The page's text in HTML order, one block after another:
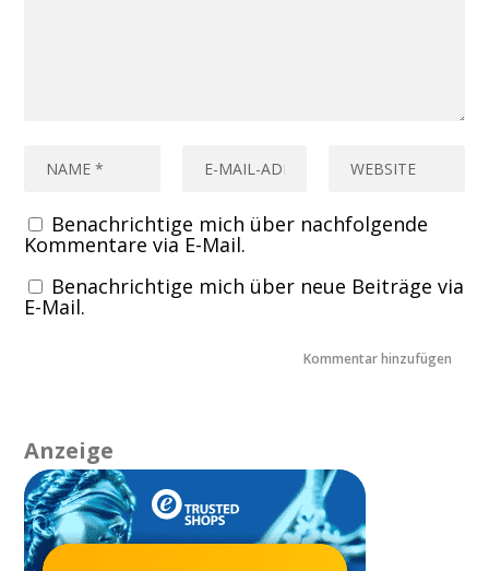
Benachrichtige mich über nachfolgende
Kommentare via E-Mail.
Benachrichtige mich über neue Beiträge via
E-Mail.
Anzeige